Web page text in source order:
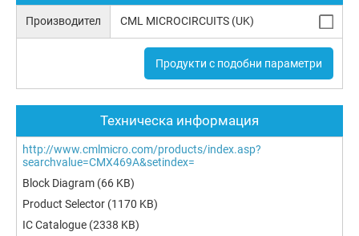
Производител CML MICROCIRCUITS (UK)
Продукти с подобни параметри
Техническа информация
http://www.cmlmicro.com/products/index.asp?
searchvalue=CMX469A&setindex=
Block Diagram (66 KB)
Product Selector (1170 KB)
IC Catalogue (2338 KB)